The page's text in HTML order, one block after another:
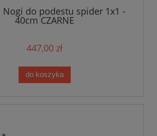
Nogi do podestu spider 1x1 -
40cm CZARNE
447,00 zł
do koszyka